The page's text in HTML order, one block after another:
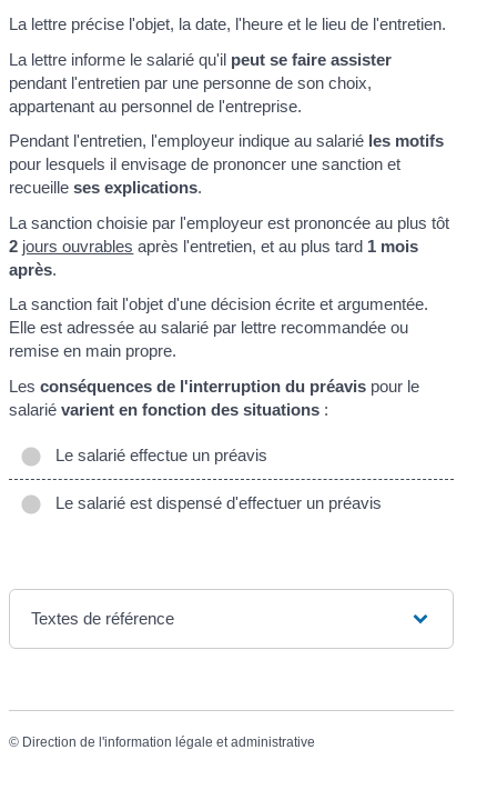
La lettre précise l'objet, la date, l'heure et le lieu de l'entretien.
La lettre informe le salarié qu'il peut se faire assister
pendant l'entretien par une personne de son choix,
appartenant au personnel de l'entreprise.
Pendant l'entretien, l'employeur indique au salarié les motifs
pour lesquels il envisage de prononcer une sanction et
recueilleses explications.
La sanction choisie par l'employeur est prononcée au plus tôt
2 jours ouvrables après l'entretien, et au plus tard 1 mois
après.
La sanction fait l'objet d'une décision écrite et argumentée.
Elle est adressée au salarié par lettre recommandée ou
remise en main propre.
Lesconséquences de l'interruption du préavis pour le
salariévarient en fonction des situations :
Le salarié effectue un préavis
Le salarié est dispensé d'effectuer un préavis
Textes de référence
© Direction de l'information légale et administrative